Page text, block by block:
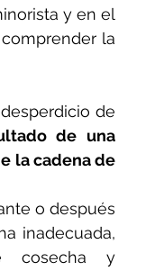
y en el
la
de
de una
la cadena de
o después
inadecuada,
cosecha y